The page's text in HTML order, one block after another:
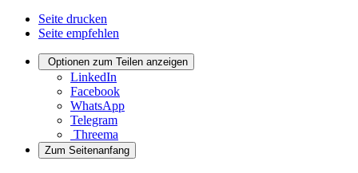
Seite drucken
Seite empfehlen
Optionen zum Teilen anzeigen
LinkedIn
Facebook
WhatsApp
Telegram
Threema
Zum Seitenanfang